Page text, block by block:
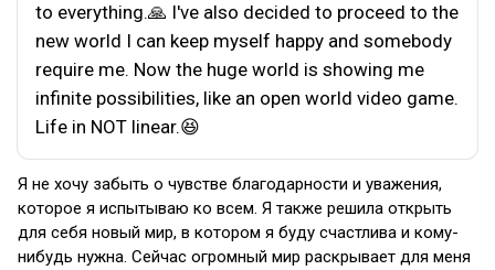
to everything.🙏 I've also decided to proceed to the
new world I can keep myself happy and somebody
require me. Now the huge world is showing me
infinite possibilities, like an open world video game.
Life in NOT linear.😆
Я не хочу забыть о чувстве благодарности и уважения,
которое я испытываю ко всем. Я также решила открыть
для себя новый мир, в котором я буду счастлива и кому-
нибудь нужна. Сейчас огромный мир раскрывает для меня